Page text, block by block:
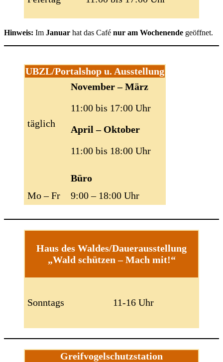
Hinweis: Im Januar hat das Café nur am Wochenende geöffnet.
UBZL/Portalshop u. Ausstellung
täglich
November – März
11:00 bis 17:00 Uhr
April – Oktober
11:00 bis 18:00 Uhr
Büro
Mo – Fr
9:00 – 18:00 Uhr
Haus des Waldes/Dauerausstellung
„Wald schützen – Mach mit!“
Sonntags 11-16 Uhr
Greifvogelschutzstation